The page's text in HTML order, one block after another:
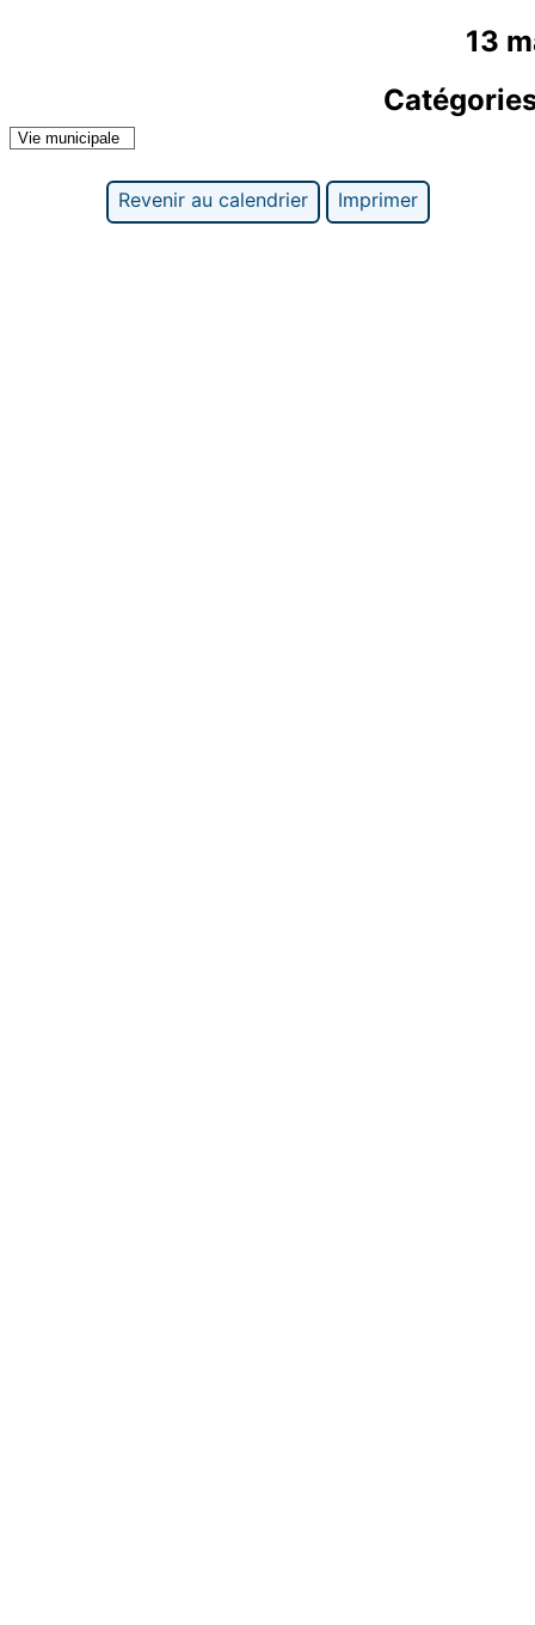
13
Vie municipale
Revenir au calendrier Imprimer